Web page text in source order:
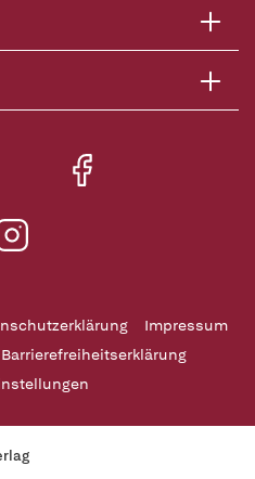
Impressum
Barrierefreiheitserklärung